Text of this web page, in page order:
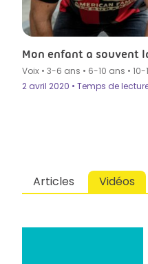
Mon enfant a souvent
Voix • 3-6 ans • 6-10 ans • 10-
2 avril 2020 • Temps de
Articles Vidéos